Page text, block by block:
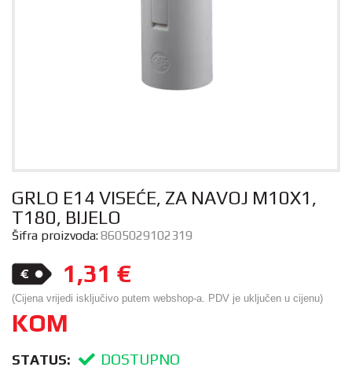
GRLO E14 VISEĆE, ZA NAVOJ M10X1,
T180, BIJELO
Šifra proizvoda:8605029102319
1,31 €
(Cijena vrijedi isključivo putem webshop-a. PDV je uključen u cijenu)
KOM
STATUS: DOSTUPNO